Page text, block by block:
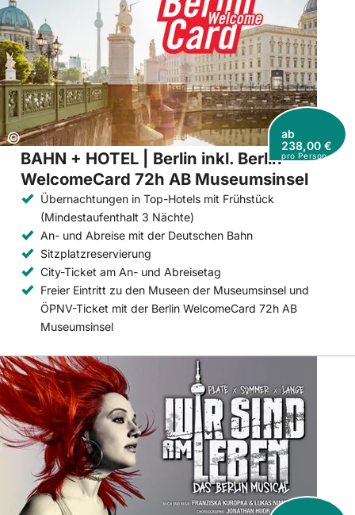
Copyright:
©
ab
238,00 €
pro Person
BAHN + HOTEL | Berlin inkl. Berlin
WelcomeCard 72h AB Museumsinsel
Übernachtungen in Top-Hotels mit Frühstück
(Mindestaufenthalt 3 Nächte)
An- und Abreise mit der Deutschen Bahn
Sitzplatzreservierung
City-Ticket am An- und Abreisetag
Freier Eintritt zu den Museen der Museumsinsel und
ÖPNV-Ticket mit der Berlin WelcomeCard 72h AB
Museumsinsel